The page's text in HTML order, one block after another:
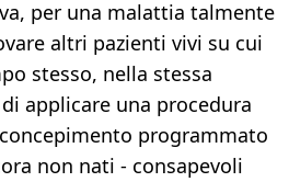
per una malattia talmente
altri pazienti vivi su cui
stesso, nella stessa
applicare una procedura
programmato
non nati - consapevoli